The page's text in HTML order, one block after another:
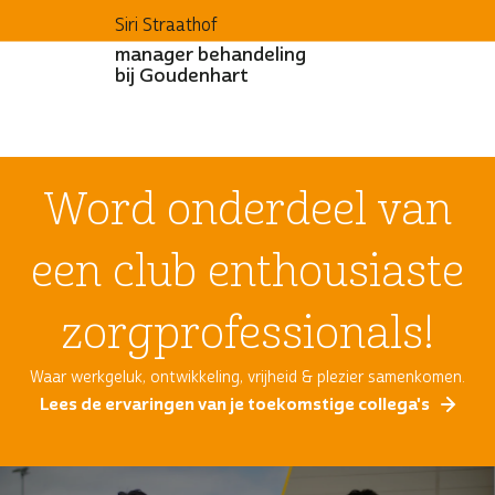
Siri Straathof
manager behandeling
bij Goudenhart
Word onderdeel van
een club enthousiaste
zorgprofessionals!
Waar werkgeluk, ontwikkeling, vrijheid & plezier samenkomen.
Lees de ervaringen van je toekomstige collega's